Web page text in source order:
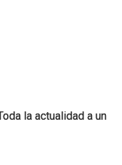
la actualidad a un
la actualidad a un